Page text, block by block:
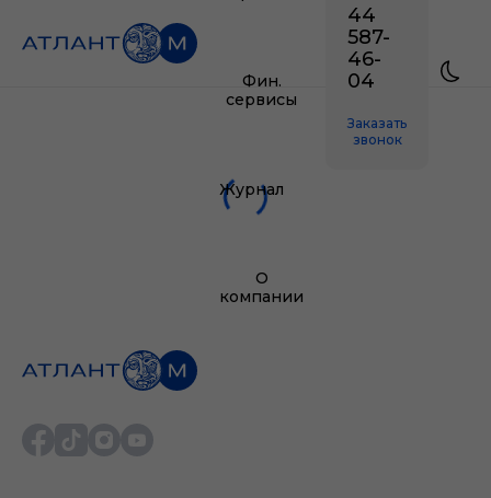
Фин.
сервисы
Журнал
О
компании
44
587-
46-
04
Заказать
звонок